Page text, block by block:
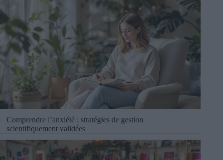
Comprendre l’anxiété : stratégies de gestion
scientifiquement validées